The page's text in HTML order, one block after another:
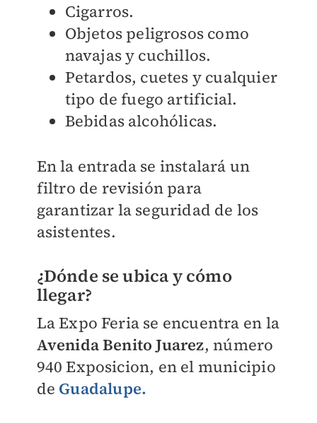
Cigarros.
Objetos peligrosos como
navajas y cuchillos.
Petardos, cuetes y cualquier
tipo de fuego artificial.
Bebidas alcohólicas.
En la entrada se instalará un
filtro de revisión para
garantizar la seguridad de los
asistentes.
¿Dónde se ubica y cómo
llegar?
La Expo Feria se encuentra en la
Avenida Benito Juarez, número
940 Exposicion, en el municipio
de Guadalupe.